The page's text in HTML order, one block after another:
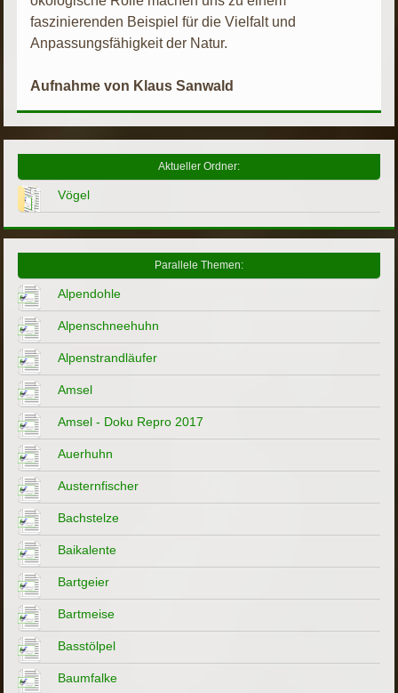
faszinierenden Beispiel für die Vielfalt und
Anpassungsfähigkeit der Natur.
Aufnahme von Klaus Sanwald
Aktueller Ordner:
Vögel
Parallele Themen:
Alpendohle
Alpenschneehuhn
Alpenstrandläufer
Amsel
Amsel - Doku Repro 2017
Auerhuhn
Austernfischer
Bachstelze
Baikalente
Bartgeier
Bartmeise
Basstölpel
Baumfalke